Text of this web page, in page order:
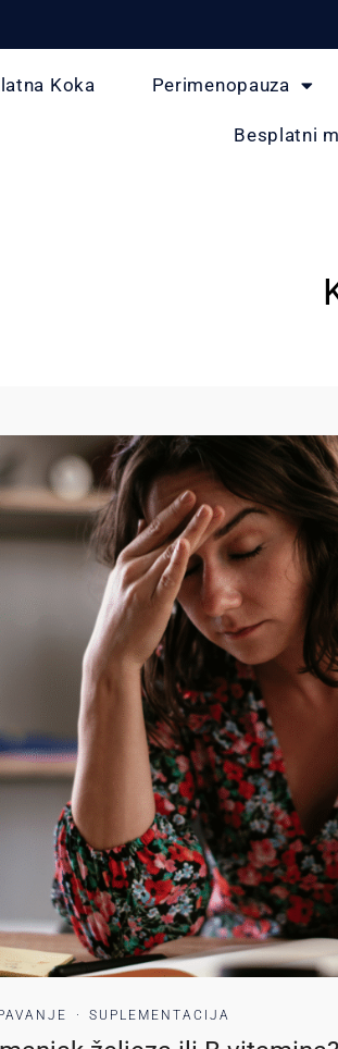
Koka Perimenopauza
Besplatni
· SUPLEMENTACIJA